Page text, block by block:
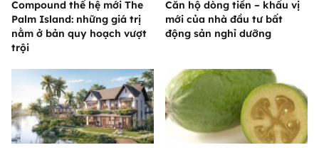
Compound thế hệ mới The
Palm Island: những giá trị
nằm ở bản quy hoạch vượt
trội
Căn hộ dòng tiền – khẩu vị
mới của nhà đầu tư bất
động sản nghỉ dưỡng